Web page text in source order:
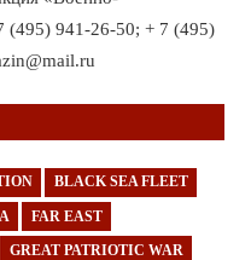
(495) 941-26-50; + 7 (495)
BLACK SEA FLEET
FAR EAST
GREAT PATRIOTIC WAR